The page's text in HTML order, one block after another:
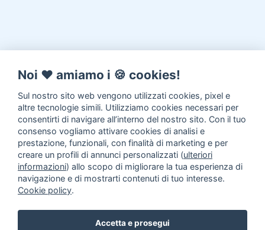
Noi ♥️ amiamo i 🍪 cookies!
Sul nostro sito web vengono utilizzati cookies, pixel e
altre tecnologie simili. Utilizziamo cookies necessari per
consentirti di navigare all’interno del nostro sito. Con il tuo
consenso vogliamo attivare cookies di analisi e
prestazione, funzionali, con finalità di marketing e per
creare un profili di annunci personalizzati (ulteriori
informazioni) allo scopo di migliorare la tua esperienza di
navigazione e di mostrarti contenuti di tuo interesse.
Cookie policy.
Accetta e prosegui